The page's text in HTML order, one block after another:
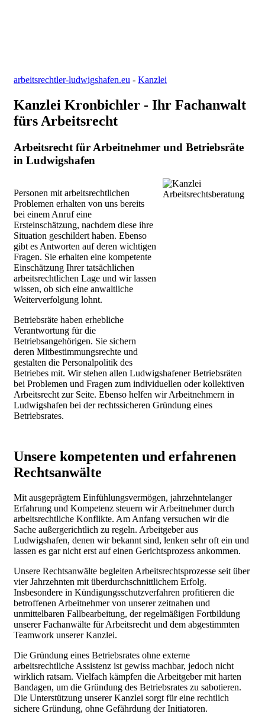
arbeitsrechtler-ludwigshafen.eu - Kanzlei
Kanzlei Kronbichler - Ihr Fachanwalt
fürs Arbeitsrecht
Arbeitsrecht für Arbeitnehmer und Betriebsräte
in Ludwigshafen
Personen mit arbeitsrechtlichen
Problemen erhalten von uns bereits
bei einem Anruf eine
Ersteinschätzung, nachdem diese ihre
Situation geschildert haben. Ebenso
gibt es Antworten auf deren wichtigen
Fragen. Sie erhalten eine kompetente
Einschätzung Ihrer tatsächlichen
arbeitsrechtlichen Lage und wir lassen
wissen, ob sich eine anwaltliche
Weiterverfolgung lohnt.
Betriebsräte haben erhebliche
Verantwortung für die
Betriebsangehörigen. Sie sichern
deren Mitbestimmungsrechte und
gestalten die Personalpolitik des
Betriebes mit. Wir stehen allen Ludwigshafener Betriebsräten
bei Problemen und Fragen zum individuellen oder kollektiven
Arbeitsrecht zur Seite. Ebenso helfen wir Arbeitnehmern in
Ludwigshafen bei der rechtssicheren Gründung eines
Betriebsrates.
Unsere kompetenten und erfahrenen
Rechtsanwälte
Mit ausgeprägtem Einfühlungsvermögen, jahrzehntelanger
Erfahrung und Kompetenz steuern wir Arbeitnehmer durch
arbeitsrechtliche Konflikte. Am Anfang versuchen wir die
Sache außergerichtlich zu regeln. Arbeitgeber aus
Ludwigshafen, denen wir bekannt sind, lenken sehr oft ein und
lassen es gar nicht erst auf einen Gerichtsprozess ankommen.
Unsere Rechtsanwälte begleiten Arbeitsrechtsprozesse seit über
vier Jahrzehnten mit überdurchschnittlichem Erfolg.
Insbesondere in Kündigungsschutzverfahren profitieren die
betroffenen Arbeitnehmer von unserer zeitnahen und
unmittelbaren Fallbearbeitung, der regelmäßigen Fortbildung
unserer Fachanwälte für Arbeitsrecht und dem abgestimmten
Teamwork unserer Kanzlei.
Die Gründung eines Betriebsrates ohne externe
arbeitsrechtliche Assistenz ist gewiss machbar, jedoch nicht
wirklich ratsam. Vielfach kämpfen die Arbeitgeber mit harten
Bandagen, um die Gründung des Betriebsrates zu sabotieren.
Die Unterstützung unserer Kanzlei sorgt für eine rechtlich
sichere Gründung, ohne Gefährdung der Initiatoren.